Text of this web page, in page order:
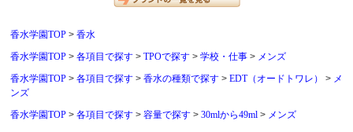
香水学園TOP
香水
香水学園TOP
各項目で探す TPOで探す 学校・仕事
メンズ
香水学園TOP
各項目で探す 香水の種類で探す EDT（オードトワレ）
メ
ンズ
香水学園TOP
各項目で探す 容量で探す 30mlから49ml
メンズ